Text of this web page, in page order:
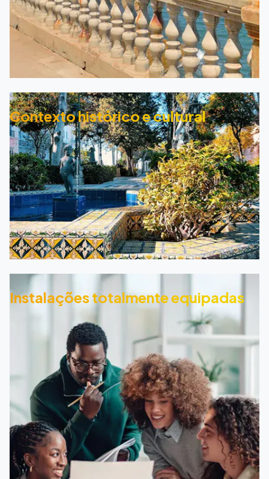
Contexto histórico e cultural
Instalações totalmente equipadas